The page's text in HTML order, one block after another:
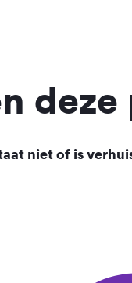
niet of is